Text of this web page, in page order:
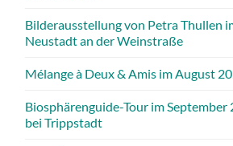
Bilderausstellung von Petra Thullen
Neustadt an der Weinstraße
Mélange à Deux & Amis im August
Biosphärenguide-Tour im September
bei Trippstadt